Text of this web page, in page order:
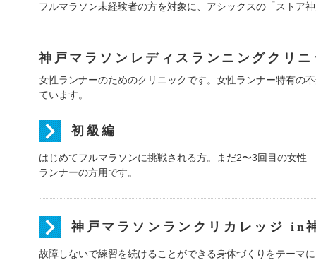
フルマラソン未経験者の方を対象に、アシックスの「ストア
神戸マラソンレディスランニングクリ
女性ランナーのためのクリニックです。女性ランナー特有の
ています。
初級編
はじめてフルマラソンに挑戦される方。まだ2〜3回目の女性
ランナーの方用です。
神戸マラソンランクリカレッジ in
故障しないで練習を続けることができる身体づくりをテーマ